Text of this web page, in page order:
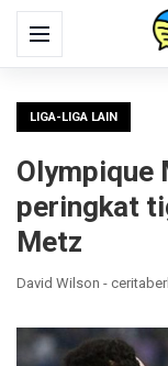
Menu
LIGA-LIGA LAIN
Olympique
peringkat
Metz
David Wilson -